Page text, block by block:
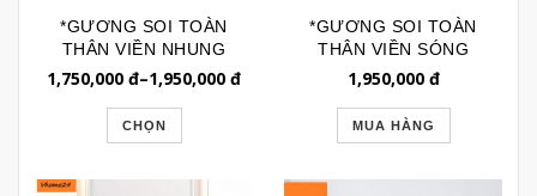
*GƯƠNG SOI TOÀN
THÂN VIỀN NHUNG
MOON SPACE DÁNG
GSTT258B
1,750,000 đ–1,950,000 đ
CHỌN
*GƯƠNG SOI TOÀN
THÂN VIỀN SÓNG
MÀU BẠC GSTT258V
1,950,000đ
MUA HÀNG